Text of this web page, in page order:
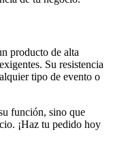
producto de alta
Su resistencia
tipo de evento o
función, sino que
¡Haz tu pedido hoy